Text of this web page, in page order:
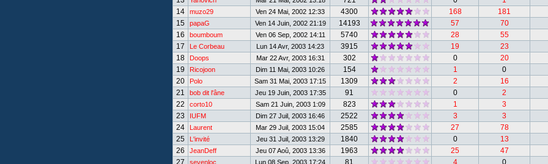
14
muzo29 Ven 24 Mai, 2002 12:33 4300 168
181
15
papaG Ven 14 Juin, 2002 21:19 14193 57
70
16
boumboum Ven 06 Sep, 2002 14:11 5740 28
55
17
Le Corbeau Lun 14 Avr, 2003 14:23 3915 19
23
18
Doops Mar 22 Avr, 2003 16:31 302 0
20
19
Ricojoon Dim 11 Mai, 2003 10:26 154 1
0
20
Polo Sam 31 Mai, 2003 17:15 1309 2
16
21
bob dit l'âne Jeu 19 Juin, 2003 17:35 91 0
2
22
corto10 Sam 21 Juin, 2003 1:09 823 1
3
23
IUFM Dim 27 Juil, 2003 16:46 2522 3
3
24
Laurent Mar 29 Juil, 2003 15:04 2585 27
78
25
L'invité Jeu 31 Juil, 2003 13:29 1840 0
13
26
JeanDeff Jeu 07 Aoû, 2003 13:36 1963 25
47
27
sevenloc Lun 08 Sep, 2003 17:24 81 4 0